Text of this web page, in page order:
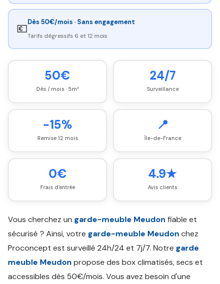
💶Dès 50€/mois · Sans engagement
Tarifs dégressifs 6 et 12 mois
50€
Dès / mois · 5m³
24/7
Surveillance
-15%
Remise 12 mois
📍
Île-de-France
0€
Frais d'entrée
4.9★
Avis clients
Vous cherchez un garde-meuble Meudon fiable et
sécurisé ? Ainsi, votre garde-meuble Meudon chez
Proconcept est surveillé 24h/24 et 7j/7. Notre garde
meuble Meudon propose des box climatisés, secs et
accessibles dès 50€/mois. Vous avez besoin d'une